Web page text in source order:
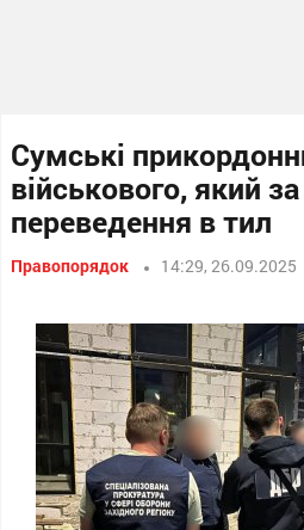
Сумські
військового, який
переведення в тил
Правопорядок 14:29, 26.09.2025